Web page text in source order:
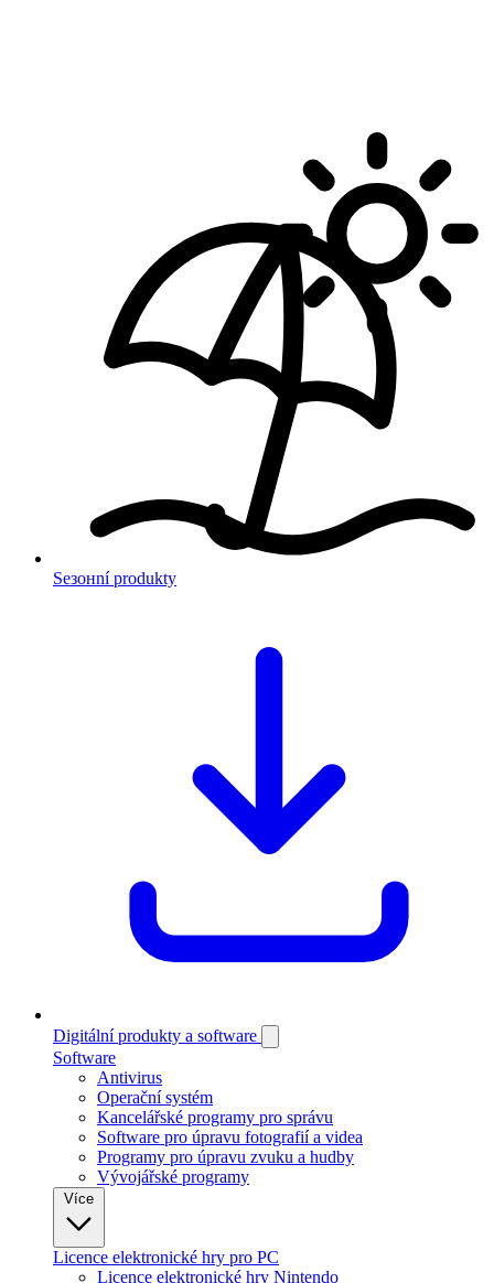
Sезонní produkty
Digitální produkty a software
Software
Antivirus
Operační systém
Kancelářské programy pro správu
Software pro úpravu fotografií a videa
Programy pro úpravu zvuku a hudby
Vývojářské programy
Licence elektronické hry pro PC
Licence elektronické hry Nintendo